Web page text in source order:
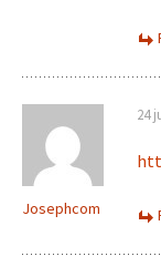
Josephcom
24